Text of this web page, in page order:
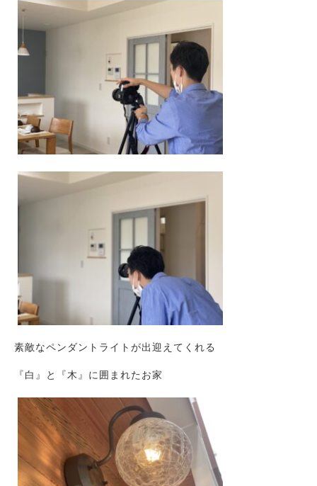
素敵なペンダントライトが出迎えてくれる
『白』と『木』に囲まれたお家